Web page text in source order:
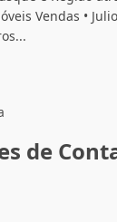
Vendas •